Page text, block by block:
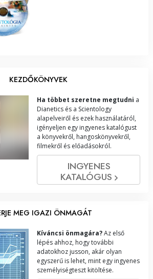
KEZDŐKÖNYVEK
Ha többet szeretne megtudni a
Dianetics és a Scientology
alapelveiről és ezek használatáról,
igényeljen egy ingyenes katalógust
a könyvekről, hangoskönyvekről,
filmekről és előadásokról.
INGYENES
KATALÓGUS
MEG IGAZI ÖNMAGÁT
Kíváncsi önmagára?Az első
lépés ahhoz, hogy további
adatokhoz jusson, akár olyan
egyszerű is lehet, mint egy ingyenes
személyiségteszt kitöltése.